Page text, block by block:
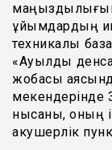
ұйымдардың
техникалық
«Ауылдық
жобасы
нысаны, оның
акушерлік